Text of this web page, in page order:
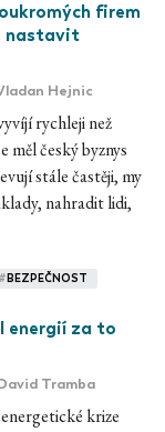
firem
nastavit
Hejnic
rychleji než
měl český byznys
stále častěji, my
nahradit lidi,
# BEZPEČNOST
energií za to
Tramba
krize